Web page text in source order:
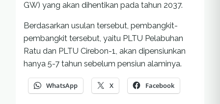
GW) yang akan dihentikan pada tahun 2037.
Berdasarkan usulan tersebut, pembangkit-
pembangkit tersebut, yaitu PLTU Pelabuhan
Ratu dan PLTU Cirebon-1, akan dipensiunkan
hanya 5-7 tahun sebelum pensiun alaminya.
WhatsApp X Facebook